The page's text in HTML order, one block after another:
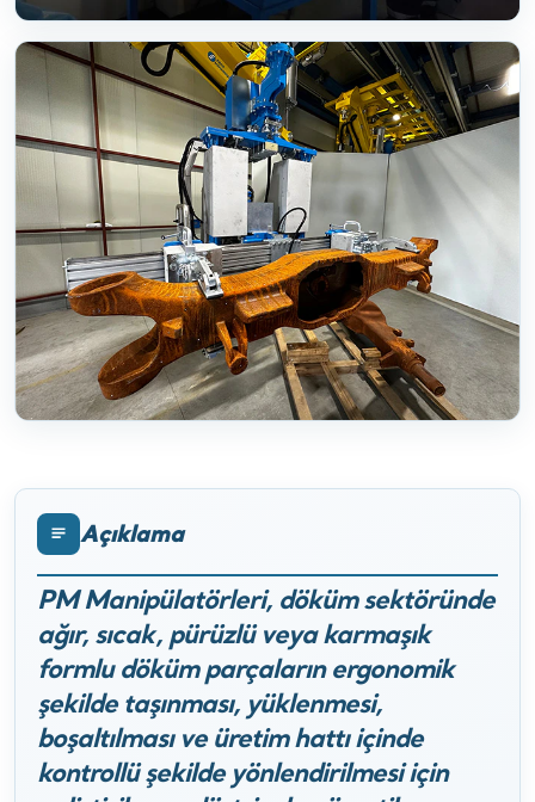
Açıklama
PM Manipülatörleri, döküm sektöründe
ağır, sıcak, pürüzlü veya karmaşık
formlu döküm parçaların ergonomik
şekilde taşınması, yüklenmesi,
boşaltılması ve üretim hattı içinde
kontrollü şekilde yönlendirilmesi için